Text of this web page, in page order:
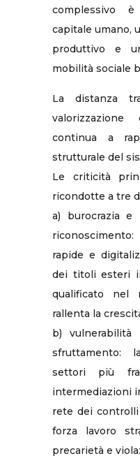
complessivo
capitale umano,
produttivo e
mobilità sociale
La distanza
continua a
strutturale del
Le criticità
ricondotte a tre
a) burocrazia
riconoscimento:
rapide e
dei titoli esteri
qualificato nel
rallenta la
b)
sfruttamento:
settori più
intermediazioni
rete dei
forza lavoro
precarietà e